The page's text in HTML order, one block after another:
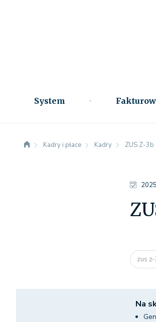
System
Kadry i płace Kadry ZUS Z-
zus
Na